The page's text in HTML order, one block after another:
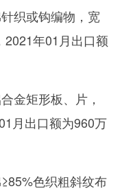
织或钩编物，宽
2021年01月出口额
金矩形板、片，
月出口额为960万
色织粗斜纹布